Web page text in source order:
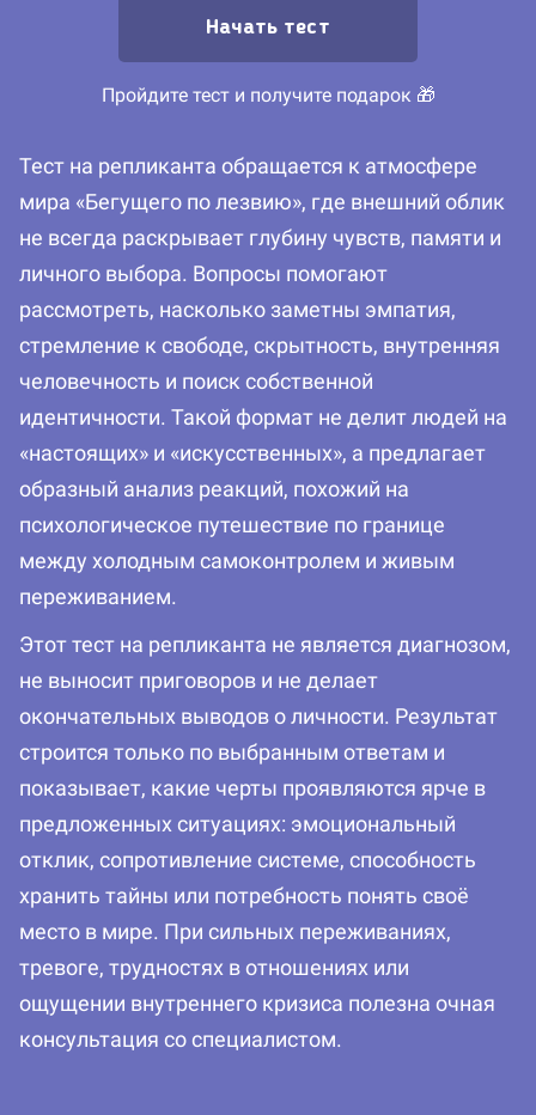
Начать тест
Пройдите тест и получите подарок 🎁
Тест на репликанта обращается к атмосфере
мира «Бегущего по лезвию», где внешний облик
не всегда раскрывает глубину чувств, памяти и
личного выбора. Вопросы помогают
рассмотреть, насколько заметны эмпатия,
стремление к свободе, скрытность, внутренняя
человечность и поиск собственной
идентичности. Такой формат не делит людей на
«настоящих» и «искусственных», а предлагает
образный анализ реакций, похожий на
психологическое путешествие по границе
между холодным самоконтролем и живым
переживанием.
Этот тест на репликанта не является диагнозом,
не выносит приговоров и не делает
окончательных выводов о личности. Результат
строится только по выбранным ответам и
показывает, какие черты проявляются ярче в
предложенных ситуациях: эмоциональный
отклик, сопротивление системе, способность
хранить тайны или потребность понять своё
место в мире. При сильных переживаниях,
тревоге, трудностях в отношениях или
ощущении внутреннего кризиса полезна очная
консультация со специалистом.